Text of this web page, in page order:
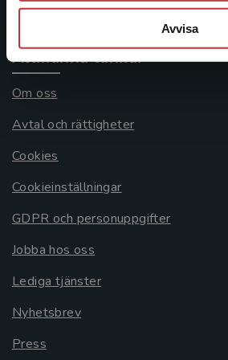
Avvisa
Systemkrav
Allmänna länkar
Om oss
Avtal och rättigheter
Cookies
Cookieinställningar
GDPR och personuppgifter
Jobba hos oss
Lediga tjänster
Nyhetsbrev
Press